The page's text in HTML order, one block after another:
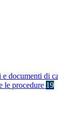
e documenti di
le procedure 19